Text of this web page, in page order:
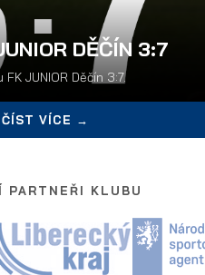
DĚČÍN 3:7
JUNIOR Děčín 3:7.
ČÍST VÍCE →
PARTNEŘI KLUBU